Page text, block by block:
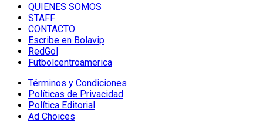
QUIENES SOMOS
STAFF
CONTACTO
Escribe en Bolavip
RedGol
Futbolcentroamerica
Términos y Condiciones
Políticas de Privacidad
Política Editorial
Ad Choices